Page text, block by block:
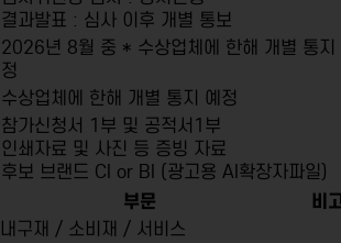
결과발표 : 심사 이후 개별 통보
2026년 8월 중 * 수상업체에 한해 개별 통지
정
수상업체에 한해 개별 통지 예정
참가신청서 1부 및 공적서1부
인쇄자료 및 사진 등 증빙 자료
후보 브랜드 CI or BI (광고용 AI확장자파일)
부문
비
내구재 / 소비재 / 서비스